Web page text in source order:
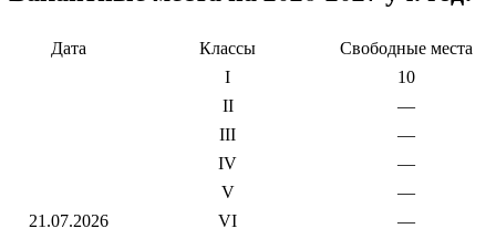
Дата Классы Свободные места
21.07.2026
I
10
II
—
III
—
IV
—
V
—
VI
—